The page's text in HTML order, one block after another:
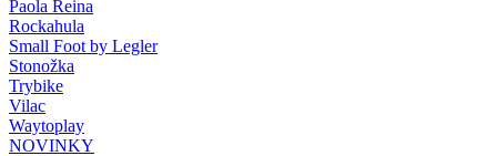
Paola Reina
Rockahula
Small Foot by Legler
Stonožka
Trybike
Vilac
Waytoplay
NOVINKY